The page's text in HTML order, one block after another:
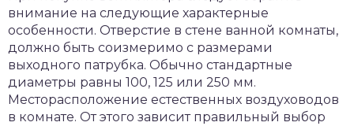
внимание на следующие характерные
особенности. Отверстие в стене ванной комнаты,
должно быть соизмеримо с размерами
выходного патрубка. Обычно стандартные
диаметры равны 100, 125 или 250 мм.
Месторасположение естественных воздуховодов
в комнате. От этого зависит правильный выбор